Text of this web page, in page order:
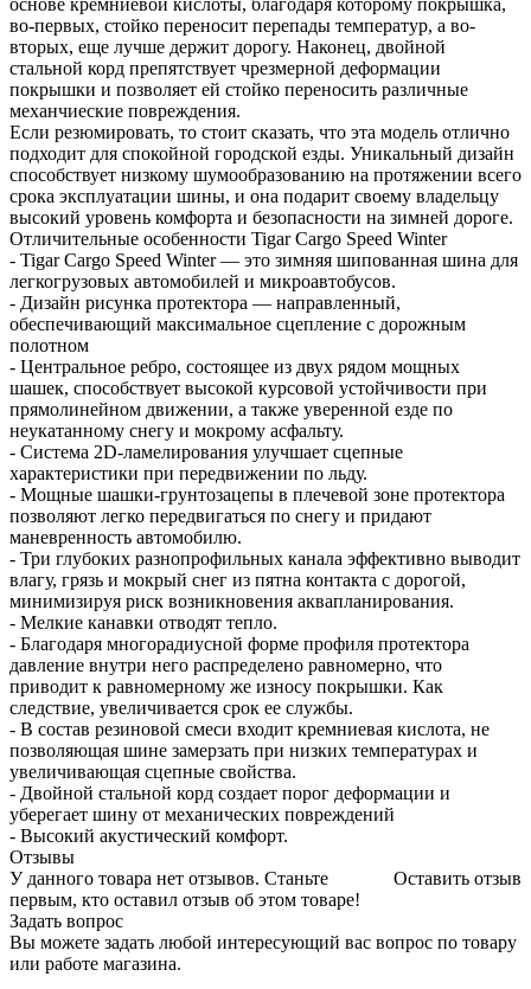
основе кремниевой кислоты, благодаря которому покрышка,
во-первых, стойко переносит перепады температур, а во-
вторых, еще лучше держит дорогу. Наконец, двойной
стальной корд препятствует чрезмерной деформации
покрышки и позволяет ей стойко переносить различные
механчиеские повреждения.
Если резюмировать, то стоит сказать, что эта модель отлично
подходит для спокойной городской езды. Уникальный дизайн
способствует низкому шумообразованию на протяжении всего
срока эксплуатации шины, и она подарит своему владельцу
высокий уровень комфорта и безопасности на зимней дороге.
Отличительные особенности Tigar Cargo Speed Winter
- Tigar Cargo Speed Winter — это зимняя шипованная шина для
легкогрузовых автомобилей и микроавтобусов.
- Дизайн рисунка протектора — направленный,
обеспечивающий максимальное сцепление с дорожным
полотном
- Центральное ребро, состоящее из двух рядом мощных
шашек, способствует высокой курсовой устойчивости при
прямолинейном движении, а также уверенной езде по
неукатанному снегу и мокрому асфальту.
- Система 2D-ламелирования улучшает сцепные
характеристики при передвижении по льду.
- Мощные шашки-грунтозацепы в плечевой зоне протектора
позволяют легко передвигаться по снегу и придают
маневренность автомобилю.
- Три глубоких разнопрофильных канала эффективно выводит
влагу, грязь и мокрый снег из пятна контакта с дорогой,
минимизируя риск возникновения аквапланирования.
- Мелкие канавки отводят тепло.
- Благодаря многорадиусной форме профиля протектора
давление внутри него распределено равномерно, что
приводит к равномерному же износу покрышки. Как
следствие, увеличивается срок ее службы.
- В состав резиновой смеси входит кремниевая кислота, не
позволяющая шине замерзать при низких температурах и
увеличивающая сцепные свойства.
- Двойной стальной корд создает порог деформации и
уберегает шину от механических повреждений
- Высокий акустический комфорт.
Отзывы
Оставить отзыв
У данного товара нет отзывов. Станьте
первым, кто оставил отзыв об этом товаре!
Задать вопрос
Вы можете задать любой интересующий вас вопрос по товару
или работе магазина.